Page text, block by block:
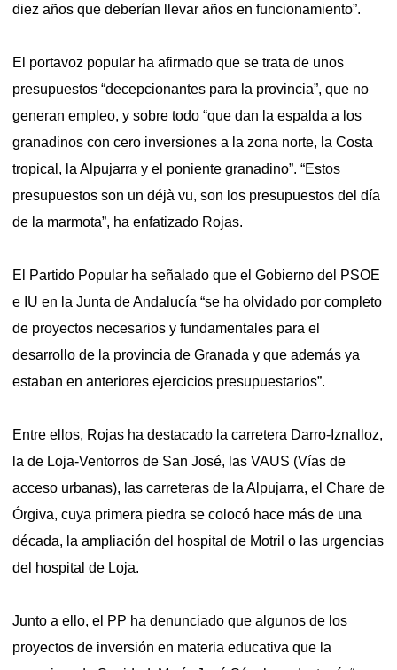
diez años que deberían llevar años en funcionamiento”.
El portavoz popular ha afirmado que se trata de unos
presupuestos “decepcionantes para la provincia”, que no
generan empleo, y sobre todo “que dan la espalda a los
granadinos con cero inversiones a la zona norte, la Costa
tropical, la Alpujarra y el poniente granadino”. “Estos
presupuestos son un déjà vu, son los presupuestos del día
de la marmota”, ha enfatizado Rojas.
El Partido Popular ha señalado que el Gobierno del PSOE
e IU en la Junta de Andalucía “se ha olvidado por completo
de proyectos necesarios y fundamentales para el
desarrollo de la provincia de Granada y que además ya
estaban en anteriores ejercicios presupuestarios”.
Entre ellos, Rojas ha destacado la carretera Darro-Iznalloz,
la de Loja-Ventorros de San José, las VAUS (Vías de
acceso urbanas), las carreteras de la Alpujarra, el Chare de
Órgiva, cuya primera piedra se colocó hace más de una
década, la ampliación del hospital de Motril o las urgencias
del hospital de Loja.
Junto a ello, el PP ha denunciado que algunos de los
proyectos de inversión en materia educativa que la